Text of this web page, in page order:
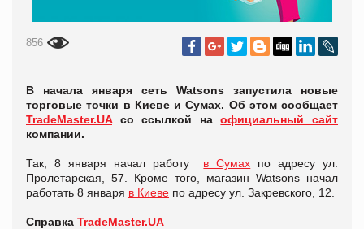
856
В начала января сеть Watsons запустила новые
торговые точки в Киеве и Сумах. Об этом сообщает
TradeMaster.UAсо ссылкой наофициальный сайт
компании.
Так, 8 января начал работу в Сумах по адресу ул.
Пролетарская, 57. Кроме того, магазин Watsons начал
работать 8 января в Киеве по адресу ул. Закревского, 12.
Справка TradeMaster.UA